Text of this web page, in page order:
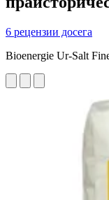
6 рецензии досега
Bioenergie Ur-Salt